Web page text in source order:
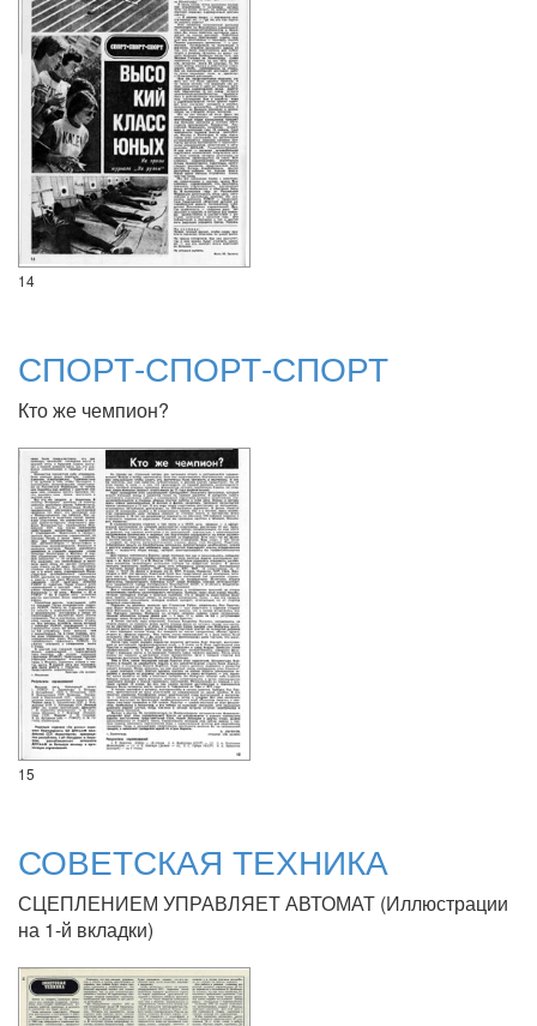
14
СПОРТ-СПОРТ-СПОРТ
Кто же чемпион?
15
СОВЕТСКАЯ ТЕХНИКА
СЦЕПЛЕНИЕМ УПРАВЛЯЕТ АВТОМАТ (Иллюстрации
на 1-й вкладки)